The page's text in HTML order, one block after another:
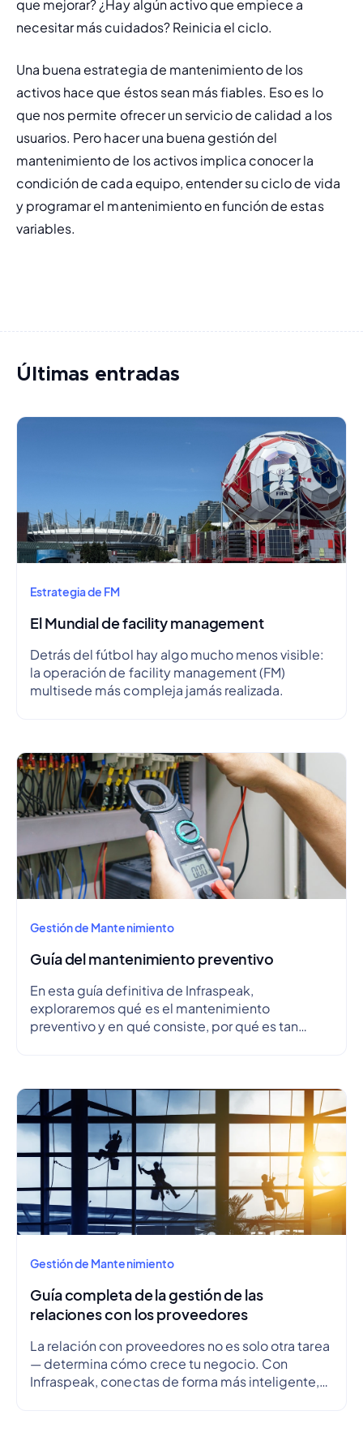
que mejorar? ¿Hay algún activo que empiece a
necesitar más cuidados? Reinicia el ciclo.
Una buena estrategia de mantenimiento de los
activos hace que éstos sean más fiables. Eso es lo
que nos permite ofrecer un servicio de calidad a los
usuarios. Pero hacer una buena gestión del
mantenimiento de los activos implica conocer la
condición de cada equipo, entender su ciclo de vida
y programar el mantenimiento en función de estas
variables.
Últimas entradas
Estrategia de FM
El Mundial de facility management
Detrás del fútbol hay algo mucho menos visible:
la operación de facility management (FM)
multisede más compleja jamás realizada.
Gestión de Mantenimiento
Guía del mantenimiento preventivo
En esta guía definitiva de Infraspeak,
exploraremos qué es el mantenimiento
preventivo y en qué consiste, por qué es tan
cronograma.
Gestión de Mantenimiento
Guía completa de la gestión de las
relaciones con los proveedores
La relación con proveedores no es solo otra tarea
— determina cómo crece tu negocio. Con
Infraspeak, conectas de forma más inteligente,